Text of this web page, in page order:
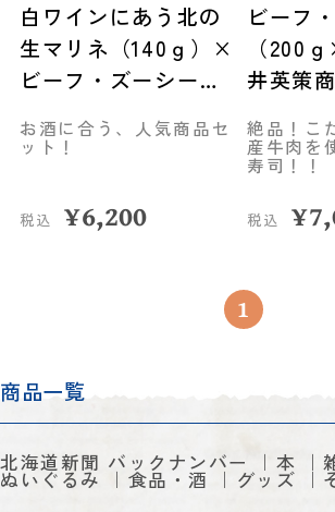
白ワインにあう北の
生マリネ（140ｇ）×
ビーフ・ズーシー
井英策商店(伊達市)
お酒に合う、人気商品セ
ット！
税込 ¥6,200
ビーフ
（200
井英策
絶品！こ
産牛肉を
寿司！！
税込 ¥
1
商品一覧
北海道新聞 バックナンバー 本
ぬいぐるみ 食品・酒 グッズ